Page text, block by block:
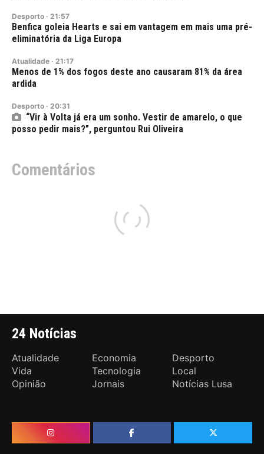
Desporto · 21:57
Benfica goleia Hearts e sai em vantagem em mais uma pré-
eliminatória da Liga Europa
Atualidade · 21:17
Menos de 1% dos fogos deste ano causaram 81% da área
ardida
Desporto · 20:31
“Vir à Volta já era um sonho. Vestir de amarelo, o que
posso pedir mais?”, perguntou Rui Oliveira
Comentários
24 Notícias
Atualidade Economia
Desporto
Vida
Tecnologia
Local
Opinião
Jornais Notícias Lusa